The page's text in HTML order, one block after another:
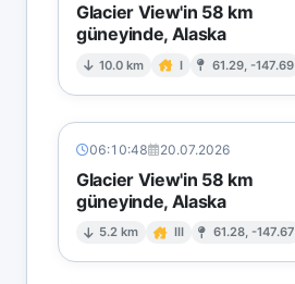
Glacier View'in 58 km
güneyinde, Alaska
10.0 km I 61.29, -147.69
06:10:48 20.07.2026
Glacier View'in 58 km
güneyinde, Alaska
5.2 km III 61.28, -147.67